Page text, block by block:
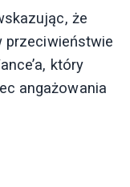
że
przeciwieństwie
który
angażowania